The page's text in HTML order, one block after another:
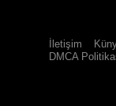
İletişim
DMCA